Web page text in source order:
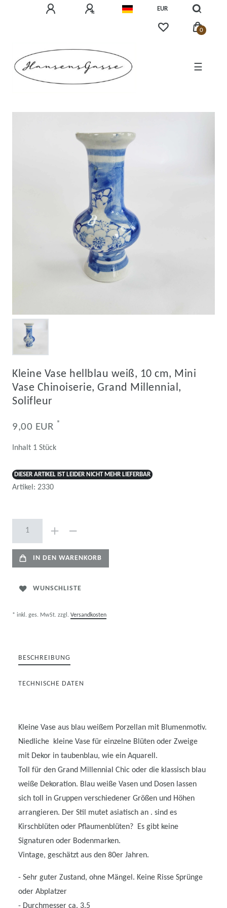
EUR
0
☰
Kleine Vase hellblau weiß, 10 cm, Mini
Vase Chinoiserie, Grand Millennial,
Solifleur
9,00 EUR *
Inhalt 1 Stück
DIESER ARTIKEL IST LEIDER NICHT MEHR LIEFERBAR
Artikel: 2330
IN DEN WARENKORB
WUNSCHLISTE
* inkl. ges. MwSt. zzgl. Versandkosten
BESCHREIBUNG
TECHNISCHE DATEN
Kleine Vase aus blau weißem Porzellan mit Blumenmotiv.
Niedliche kleine Vase für einzelne Blüten oder Zweige
mit Dekor in taubenblau, wie ein Aquarell.
Toll für den Grand Millennial Chic oder die klassisch blau
weiße Dekoration. Blau weiße Vasen und Dosen lassen
sich toll in Gruppen verschiedener Größen und Höhen
arrangieren. Der Stil mutet asiatisch an . sind es
Kirschblüten oder Pflaumenblüten? Es gibt keine
Signaturen oder Bodenmarken.
Vintage, geschätzt aus den 80er Jahren.
- Sehr guter Zustand, ohne Mängel. Keine Risse Sprünge
oder Abplatzer
- Durchmesser ca. 3,5